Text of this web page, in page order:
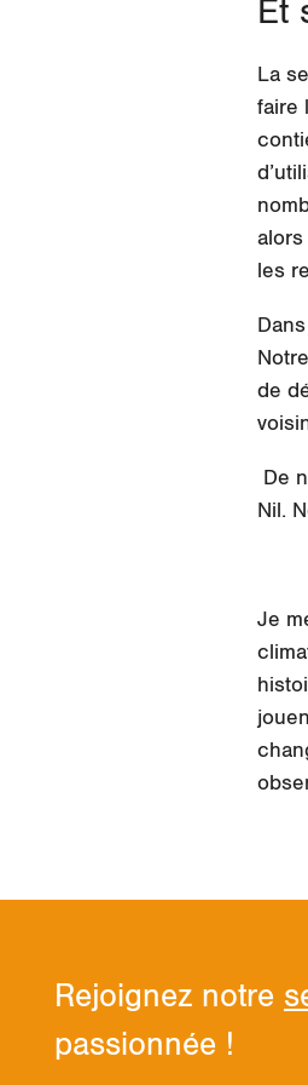
Et
La
faire
les
de
De
Nil.
Je
Rejoignez notre
passionnée !